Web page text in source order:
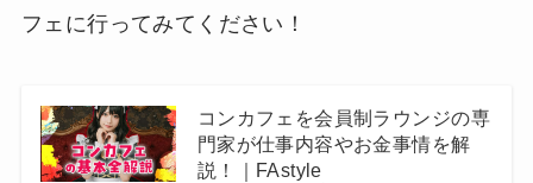
フェに行ってみてください！
​コンカフェを会員制ラウンジの専
門家が仕事内容やお金事情を解
説！｜FAstyle